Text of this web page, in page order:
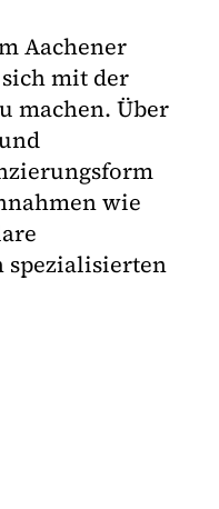
Aachener
mit der
machen. Über
wie
spezialisierten